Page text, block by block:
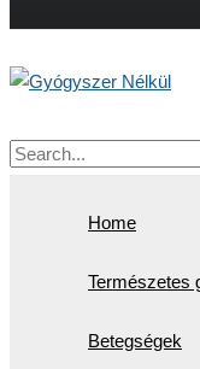
Search
Home
Természetes
Betegségek